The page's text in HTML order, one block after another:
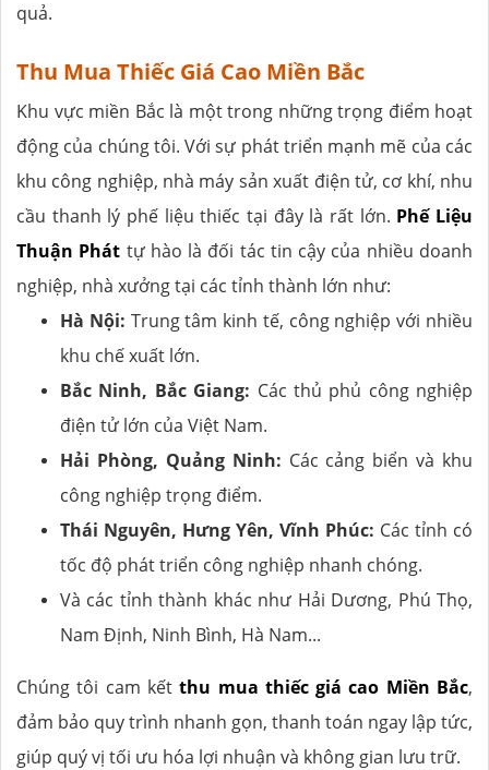
quả.
Thu Mua Thiếc Giá Cao Miền Bắc
Khu vực miền Bắc là một trong những trọng điểm hoạt
động của chúng tôi. Với sự phát triển mạnh mẽ của các
khu công nghiệp, nhà máy sản xuất điện tử, cơ khí, nhu
cầu thanh lý phế liệu thiếc tại đây là rất lớn. Phế Liệu
Thuận Phát tự hào là đối tác tin cậy của nhiều doanh
nghiệp, nhà xưởng tại các tỉnh thành lớn như:
Hà Nội: Trung tâm kinh tế, công nghiệp với nhiều
khu chế xuất lớn.
Bắc Ninh, Bắc Giang: Các thủ phủ công nghiệp
điện tử lớn của Việt Nam.
Hải Phòng, Quảng Ninh: Các cảng biển và khu
công nghiệp trọng điểm.
Thái Nguyên, Hưng Yên, Vĩnh Phúc: Các tỉnh có
tốc độ phát triển công nghiệp nhanh chóng.
Và các tỉnh thành khác như Hải Dương, Phú Thọ,
Nam Định, Ninh Bình, Hà Nam...
Chúng tôi cam kếtthu mua thiếc giá cao Miền Bắc,
đảm bảo quy trình nhanh gọn, thanh toán ngay lập tức,
giúp quý vị tối ưu hóa lợi nhuận và không gian lưu trữ.